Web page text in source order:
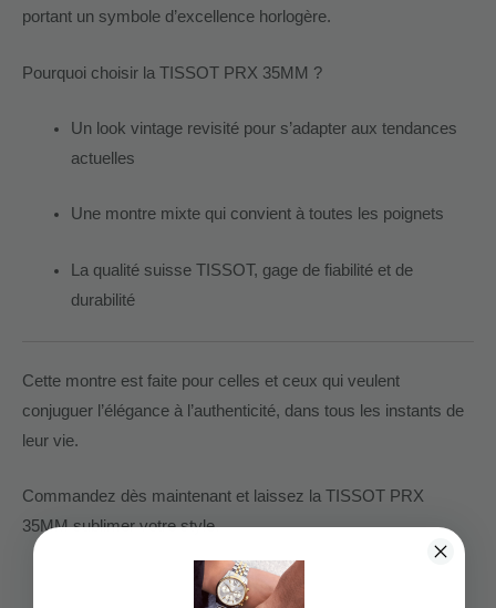
portant un symbole d’excellence horlogère.
Pourquoi choisir la TISSOT PRX 35MM ?
Un look vintage revisité pour s’adapter aux tendances
actuelles
Une montre mixte qui convient à toutes les poignets
La qualité suisse TISSOT, gage de fiabilité et de
durabilité
Cette montre est faite pour celles et ceux qui veulent
conjuguer l’élégance à l’authenticité, dans tous les instants de
leur vie.
Commandez dès maintenant et laissez la TISSOT PRX
35MM sublimer votre style.